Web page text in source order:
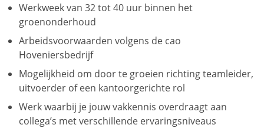
Werkweek van 32 tot 40 uur binnen het
groenonderhoud
Arbeidsvoorwaarden volgens de cao
Hoveniersbedrijf
Mogelijkheid om door te groeien richting teamleider,
uitvoerder of een kantoorgerichte rol
Werk waarbij je jouw vakkennis overdraagt aan
collega’s met verschillende ervaringsniveaus